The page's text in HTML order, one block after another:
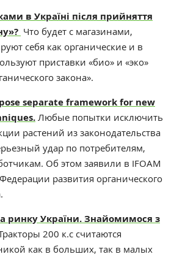
в Україні після прийняття
Что будет с магазинами,
себя как органические и в
приставки «био» и «эко»
закона».
separate framework for new
Любые попытки исключить
растений из законодательства
удар по потребителям,
Об этом заявили в IFOAM
развития органического
ринку України. Знайомимося з
200 к.с считаются
как в больших, так в малых